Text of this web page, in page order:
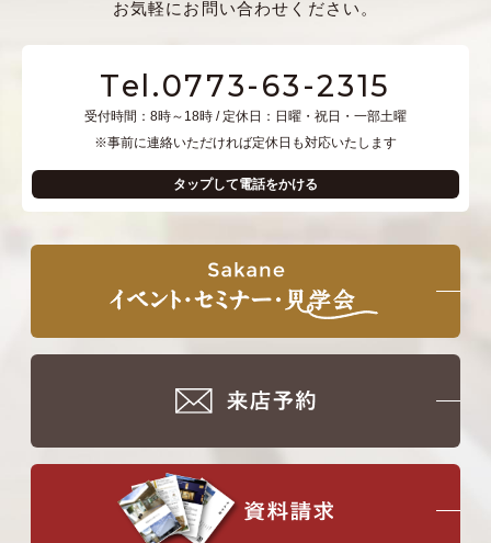
お気軽にお問い合わせください。
Tel.0773-63-2315
受付時間：8時～18時 / 定休日：日曜・祝日・一部土曜
※事前に連絡いただければ定休日も対応いたします
タップして電話をかける